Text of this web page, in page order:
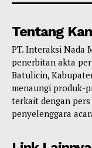
Tentang
PT. Interaksi Nada
penerbitan akta
Batulicin,
menaungi produk-
terkait dengan
penyelenggara